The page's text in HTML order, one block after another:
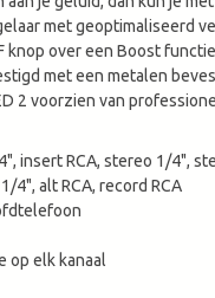
met geoptimaliseerd
knop over een Boost
met een metalen
2 voorzien van
insert RCA, stereo 1/4",
4", alt RCA, record RCA
op elk kanaal